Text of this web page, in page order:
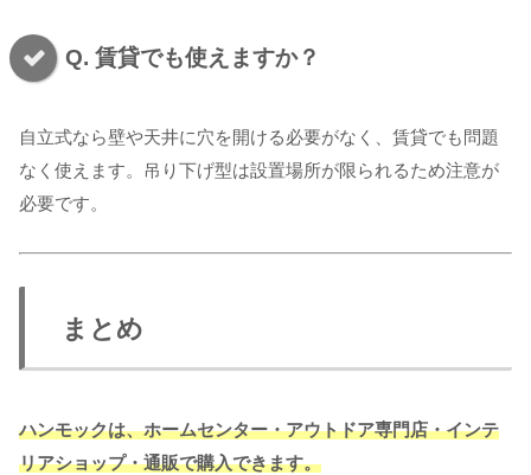
Q. 賃貸でも使えますか？
自立式なら壁や天井に穴を開ける必要がなく、賃貸でも問題
なく使えます。吊り下げ型は設置場所が限られるため注意が
必要です。
まとめ
ハンモックは、ホームセンター・アウトドア専門店・インテ
リアショップ・通販で購入できます。